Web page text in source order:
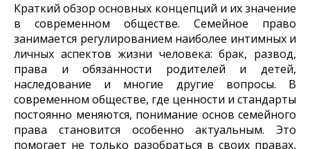
Краткий обзор основных концепций и их значение
в современном обществе. Семейное право
занимается регулированием наиболее интимных и
личных аспектов жизни человека: брак, развод,
права и обязанности родителей и детей,
наследование и многие другие вопросы. В
современном обществе, где ценности и стандарты
постоянно меняются, понимание основ семейного
права становится особенно актуальным. Это
помогает не только разобраться в своих правах,